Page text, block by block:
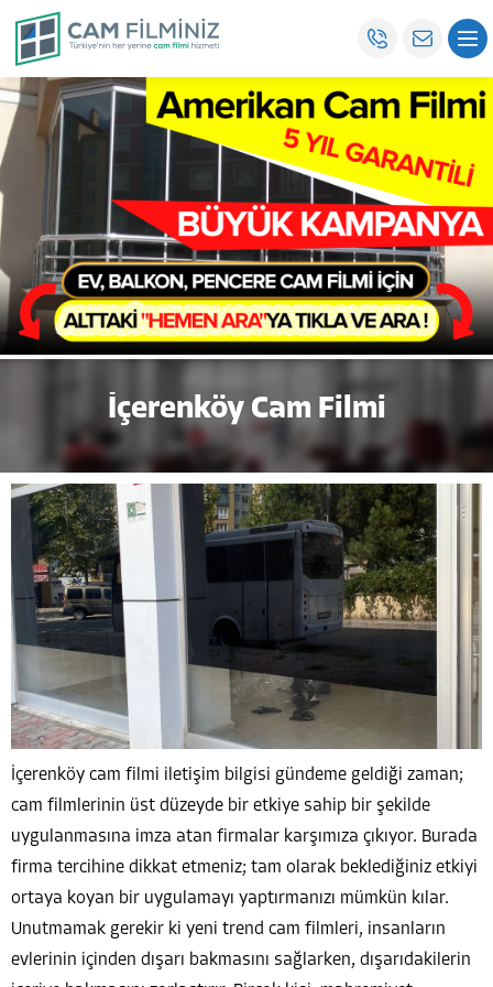
İçerenköy Cam Filmi
İçerenköy cam filmi iletişim bilgisi gündeme geldiği zaman;
cam filmlerinin üst düzeyde bir etkiye sahip bir şekilde
uygulanmasına imza atan firmalar karşımıza çıkıyor. Burada
firma tercihine dikkat etmeniz; tam olarak beklediğiniz etkiyi
ortaya koyan bir uygulamayı yaptırmanızı mümkün kılar.
Unutmamak gerekir ki yeni trend cam filmleri, insanların
evlerinin içinden dışarı bakmasını sağlarken, dışarıdakilerin